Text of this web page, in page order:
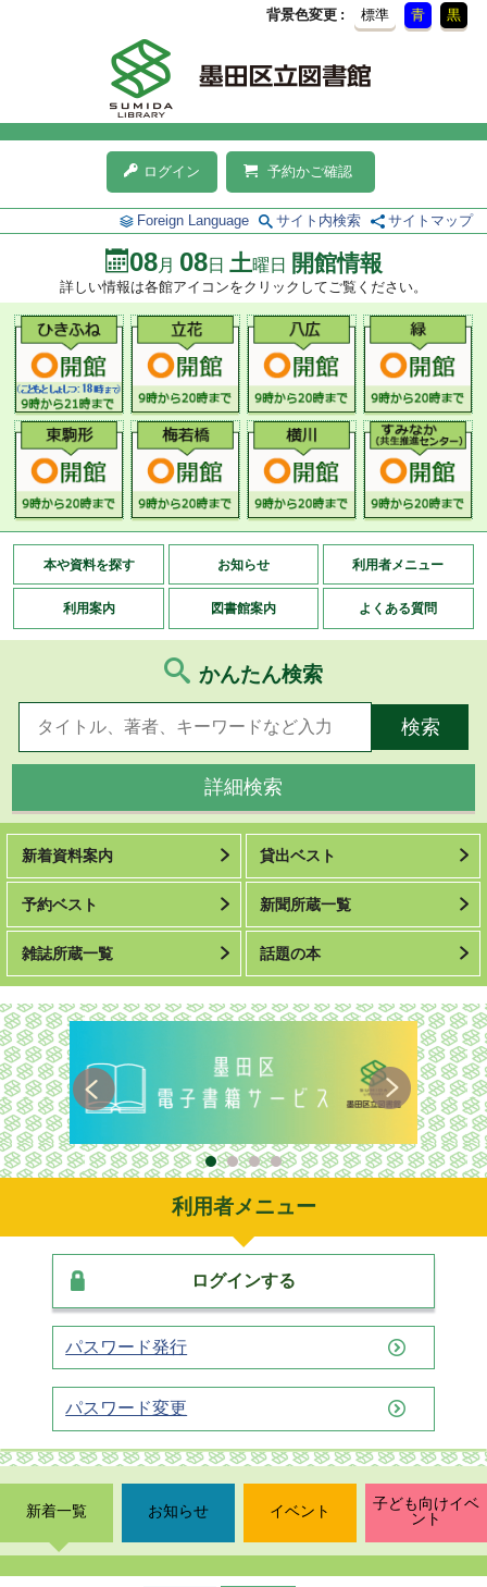
背景色変更 標準 青 黒
ログイン 予約かご確認
Foreign Language サイト内検索 サイトマップ
08月 08日 土曜日 開館情報
詳しい情報は各館アイコンをクリックしてご覧ください。
本や資料を探す お知らせ 利用者メニュー
利用案内 図書館案内 よくある質問
かんたん検索
詳細検索
新着資料案内 貸出ベスト
予約ベスト 新聞所蔵一覧
雑誌所蔵一覧 話題の本
利用者メニュー
ログインする
パスワード発行
パスワード変更
新着一覧 お知らせ イベント
子ども向けイベ
ント